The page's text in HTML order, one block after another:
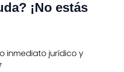
¡No estás
inmediato jurídico y